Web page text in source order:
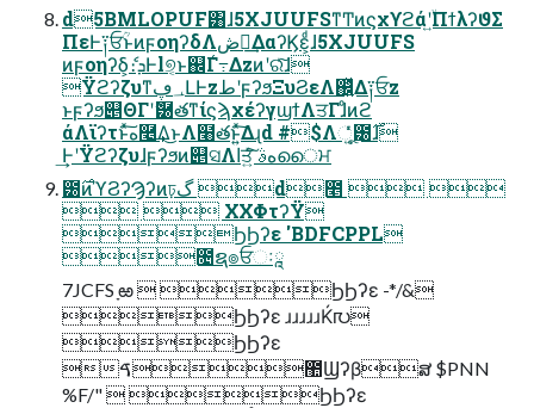
d5BMLOPUF͸ɺ5XJUUFSͳͲͷϛχϒϩάʹ͍ۙΠϯλʔϑΣ
ΠεͰ༑ਓؒͱͷϝοηʔδΛڞ༗͢ΔαʔϏε͕ͩɺ5XJUUFS
ͷϝοηʔδ͕ެ։ܕͰl୭͔ͱ஌Γ߹͑Δzͷʹରͯ͠ɺ
Ϋϩʔζυͳ؀ڥԼͰzطʹϝʔϧΞυϨεΛ஌͍ͬͯΔ༑ਓz
ͱϝʔϧ୅ΘΓʹޮ཰తͳίϛϡχέʔγϣϯΛਤΓɺͦͷϩ
άΛϊʔτͱͯ͠ه࿥͢Δ͜ͱΛ໨తͱ͍ͯ͠Δɻd #$Λૂ͍ͬͯͨ౰࣌ɺ
͢ͰʹΫϩʔζυɺϝʔϧͷ୅ସΛاਤ͍ͯͨ͠ هࣄൈਮ
౰࣌ͷϓϨʔϠʔͷঢ়گ d೥  
  ΧΧΦτʔΫ
ϦϦʔε 'BDFCPPL
೔ຊ๏ਓઃཱ
7JCFS ָఱ  ϦϦʔε -*/&
ϦϦʔε ɹɹɹɹɹЌ൛
ϦϦʔε
ࠃ಺Ϣʔβສ $PNN
%F/"  ϦϦʔε